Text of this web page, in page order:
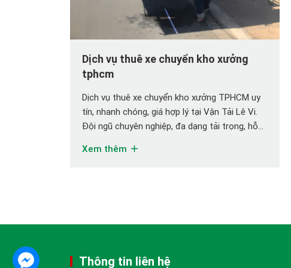
Dịch vụ thuê xe chuyển kho xưởng
tphcm
Dịch vụ thuê xe chuyển kho xưởng TPHCM uy
tín, nhanh chóng, giá hợp lý tại Vận Tải Lê Vi.
Đội ngũ chuyên nghiệp, đa dạng tải trọng, hỗ
toán phức tạp đối với các doanh nghiệp tại
Xem thêm
Thông tin liên hệ